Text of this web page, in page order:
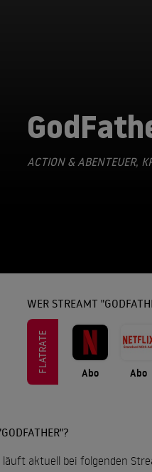
ACTION & ABENTEUER,
WER STREAMT
FLATRATE Abo Abo
läuft aktuell bei folgenden